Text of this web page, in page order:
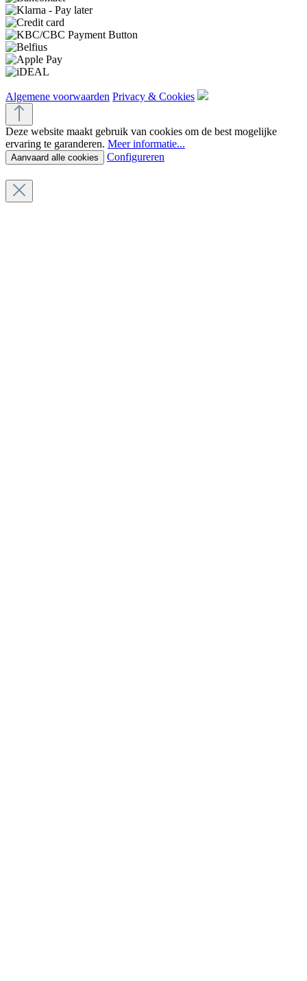
Algemene voorwaarden Privacy & Cookies
Deze website maakt gebruik van cookies om de best mogelijke
ervaring te garanderen. Meer informatie...
Aanvaard alle cookies Configureren